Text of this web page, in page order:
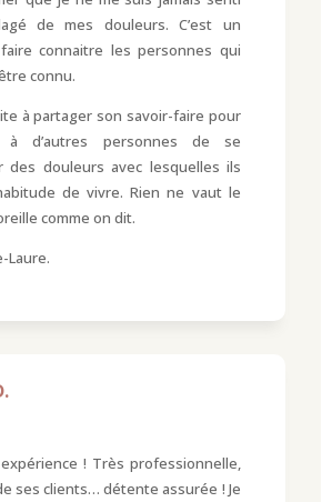
de mes douleurs. C’est un
connaitre les personnes qui
connu.
à partager son savoir-faire pour
à d’autres personnes de se
des douleurs avec lesquelles ils
de vivre. Rien ne vaut le
comme on dit.
Laure.
! Très professionnelle,
ses clients… détente assurée ! Je